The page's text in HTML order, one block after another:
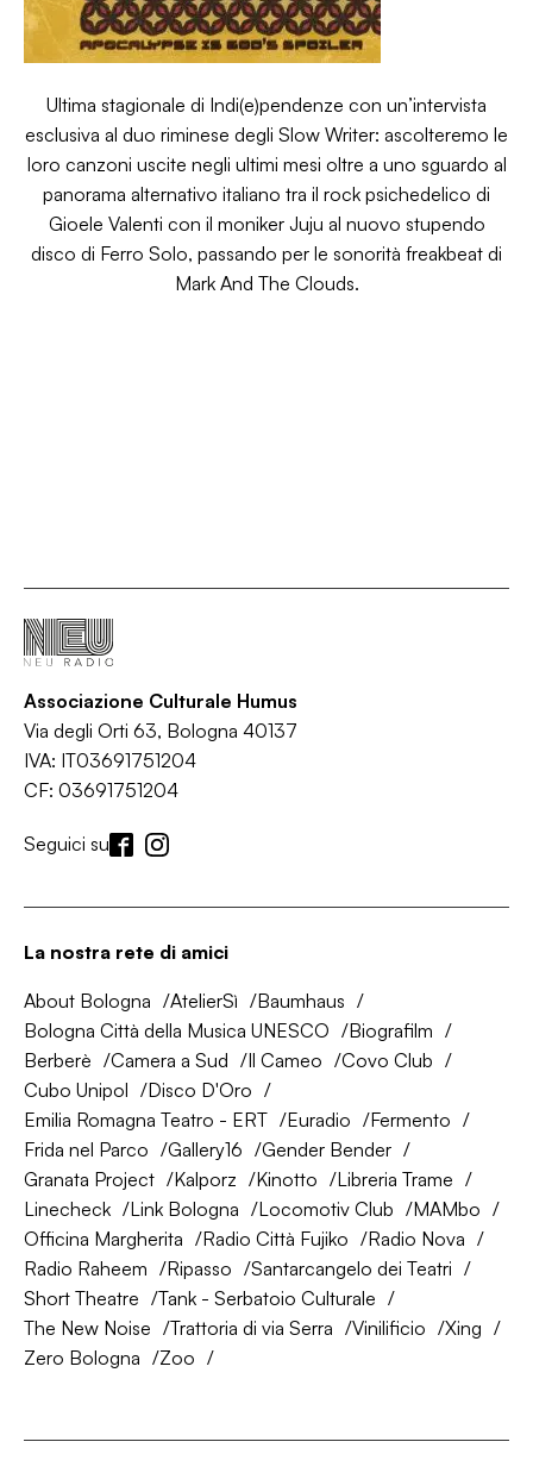
Ultima stagionale di Indi(e)pendenze con un’intervista
esclusiva al duo riminese degli Slow Writer: ascolteremo le
loro canzoni uscite negli ultimi mesi oltre a uno sguardo al
panorama alternativo italiano tra il rock psichedelico di
Gioele Valenti con il moniker Juju al nuovo stupendo
disco di Ferro Solo, passando per le sonorità freakbeat di
Mark And The Clouds.
Associazione Culturale Humus
Via degli Orti 63, Bologna 40137
IVA: IT03691751204
CF: 03691751204
Seguici su
La nostra rete di amici
About Bologna AtelierSì
Baumhaus
Bologna Città della Musica UNESCO
Biografilm
Berberè
Camera a Sud Il Cameo
Covo Club
Cubo Unipol
Disco D'Oro
Emilia Romagna Teatro - ERT
Euradio
Fermento
Frida nel Parco
Gallery16
Gender Bender
Granata Project
Kalporz Kinotto
Libreria Trame
Linecheck
Link Bologna Locomotiv Club
MAMbo
Officina Margherita
Radio Città Fujiko
Radio Nova
Radio Raheem
Ripasso
Santarcangelo dei Teatri
Short Theatre
Tank - Serbatoio Culturale
The New Noise
Trattoria di via Serra Vinilificio
Xing
Zero Bologna
Zoo